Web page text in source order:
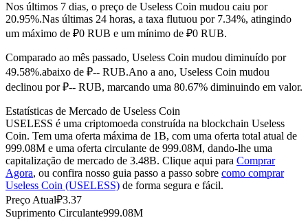
Futuros de USDC
Copiar Trading
Junte-se aos principais traders
Nos últimos 7 dias, o preço de Useless Coin mudou caiu por
20.95%.Nas últimas 24 horas, a taxa flutuou por 7.34%, atingindo
um máximo de ₽0 RUB e um mínimo de ₽0 RUB.
Comparado ao mês passado, Useless Coin mudou diminuído por
49.58%.abaixo de ₽-- RUB.Ano a ano, Useless Coin mudou
declinou por ₽-- RUB, marcando uma 80.67% diminuindo em valor.
Estatísticas de Mercado de Useless Coin
USELESS é uma criptomoeda construída na blockchain Useless
Coin. Tem uma oferta máxima de 1B, com uma oferta total atual de
999.08M e uma oferta circulante de 999.08M, dando-lhe uma
capitalização de mercado de 3.48B. Clique aqui para Comprar
Agora, ou confira nosso guia passo a passo sobre como comprar
Useless Coin (USELESS) de forma segura e fácil.
Preço Atual₽3.37
Suprimento Circulante999.08M